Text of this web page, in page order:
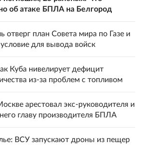
об атаке БПЛА на Белгород
отверг план Совета мира по Газе и
условие для вывода войск
Куба нивелирует дефицит
из-за проблем с топливом
арестовал экс-руководителя и
главу производителя БПЛА
ВСУ запускают дроны из пещер